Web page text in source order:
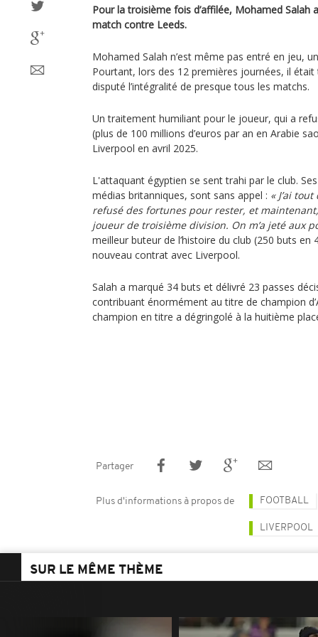
Pour la troisième fois d’affilée, Mohamed Salah
match contre Leeds.
Mohamed Salah n’est même pas entré en jeu,
Pourtant, lors des 12 premières journées, il
disputé l’intégralité de presque tous les matchs.
Un traitement humiliant pour le joueur, qui a
(plus de 100 millions d’euros par an en Arabie
Liverpool en avril 2025.
L'attaquant égyptien se sent trahi par le club.
médias britanniques, sont sans appel : « J’ai
refusé des fortunes pour rester, et
joueur de troisième division. On m’a jeté aux
meilleur buteur de l’histoire du club (250 buts en
nouveau contrat avec Liverpool.
Salah a marqué 34 buts et délivré 23 passes
contribuant énormément au titre de champion
champion en titre a dégringolé à la huitième
Partager
Plus d'informations à propos de FOOTBALL
LIVERPOOL
SUR LE MÊME THÈME